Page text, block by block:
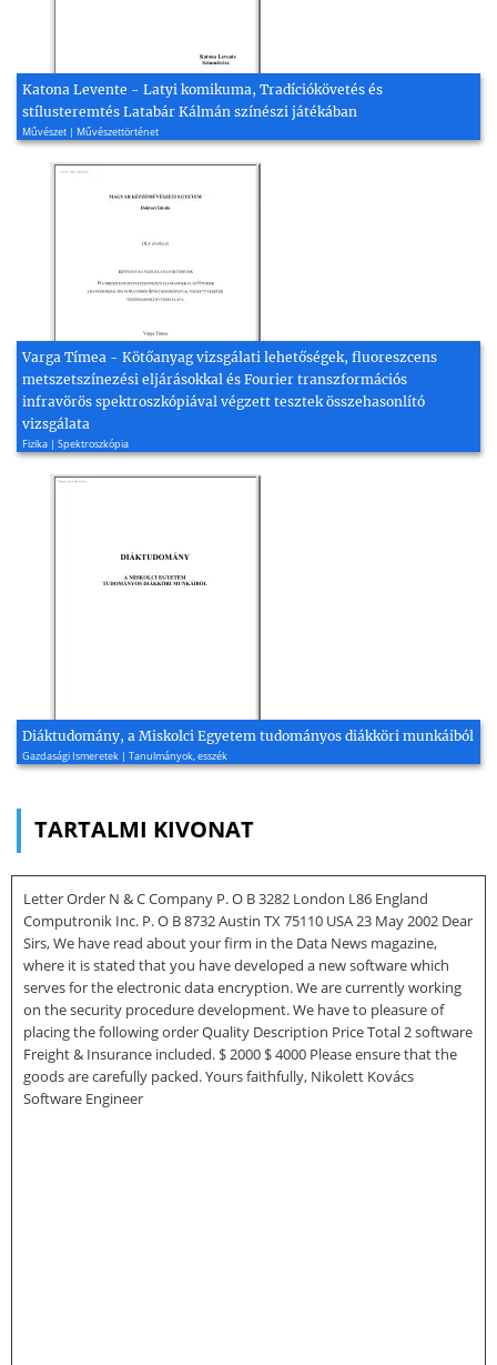
Katona Levente - Latyi komikuma, Tradíciókövetés és
stílusteremtés Latabár Kálmán színészi játékában
Művészet | Művészettörténet
Varga Tímea - Kötőanyag vizsgálati lehetőségek, fluoreszcens
metszetszínezési eljárásokkal és Fourier transzformációs
infravörös spektroszkópiával végzett tesztek összehasonlító
vizsgálata
Fizika | Spektroszkópia
Diáktudomány, a Miskolci Egyetem tudományos diákköri munkáiból
Gazdasági Ismeretek | Tanulmányok, esszék
TARTALMI KIVONAT
Letter Order N & C Company P. O B 3282 London L86 England
Computronik Inc. P. O B 8732 Austin TX 75110 USA 23 May 2002 Dear
Sirs, We have read about your firm in the Data News magazine,
where it is stated that you have developed a new software which
serves for the electronic data encryption. We are currently working
on the security procedure development. We have to pleasure of
placing the following order Quality Description Price Total 2 software
Freight & Insurance included. $ 2000 $ 4000 Please ensure that the
goods are carefully packed. Yours faithfully, Nikolett Kovács
Software Engineer